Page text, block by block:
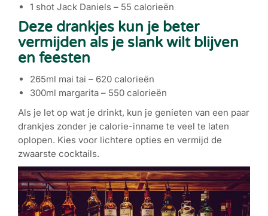
1 shot Jack Daniels – 55 calorieën
Deze drankjes kun je beter
vermijden als je slank wilt blijven
en feesten
265ml mai tai – 620 calorieën
300ml margarita – 550 calorieën
Als je let op wat je drinkt, kun je genieten van een paar
drankjes zonder je calorie-inname te veel te laten
oplopen. Kies voor lichtere opties en vermijd de
zwaarste cocktails.